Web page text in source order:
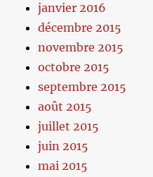
janvier 2016
décembre 2015
novembre 2015
octobre 2015
septembre 2015
août 2015
juillet 2015
juin 2015
mai 2015